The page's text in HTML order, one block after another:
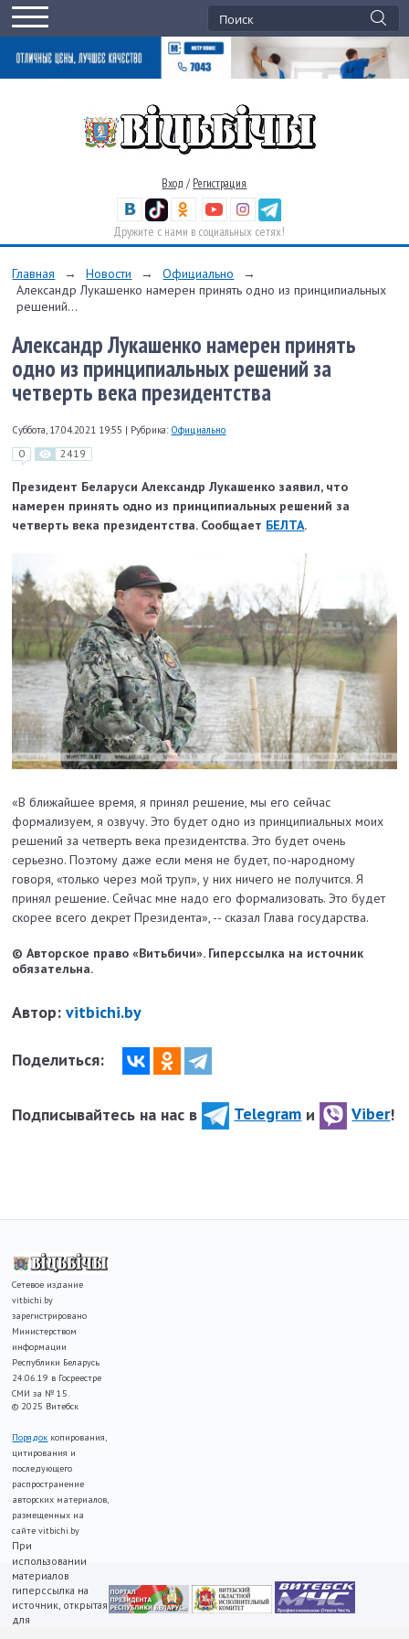
Вход / Регистрация
Дружите с нами в социальных сетях!
Главная → Новости → Официально
→
Александр Лукашенко намерен принять одно из принципиальных
решений...
Александр Лукашенко намерен принять
одно из принципиальных решений за
четверть века президентства
Суббота, 17.04.2021 19:55 | Рубрика: Официально
0 2419
Президент Беларуси Александр Лукашенко заявил, что
намерен принять одно из принципиальных решений за
четверть века президентства. Сообщает БЕЛТА.
«В ближайшее время, я принял решение, мы его сейчас
формализуем, я озвучу. Это будет одно из принципиальных моих
решений за четверть века президентства. Это будет очень
серьезно. Поэтому даже если меня не будет, по-народному
говоря, «только через мой труп», у них ничего не получится. Я
принял решение. Сейчас мне надо его формализовать. Это будет
скорее всего декрет Президента», -- сказал Глава государства.
© Авторское право «Витьбичи». Гиперссылка на источник
обязательна.
Автор:vitbichi.by
Поделиться:
Подписывайтесь на нас в Telegram и Viber!
Сетевое издание
vitbichi.by
зарегистрировано
Министерством
информации
Республики Беларусь
24.06.19 в Госреестре
СМИ за № 15.
© 2025 Витебск
Порядок копирования,
цитирования и
последующего
распространение
авторских материалов,
размещенных на
сайте vitbichi.by
При
использовании
материалов
гиперссылка на
источник, открытая
для